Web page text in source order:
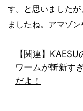
す。と思いました
ましたね。アマゾン
【関連】 KAESU
ワームが斬新す
だよ！